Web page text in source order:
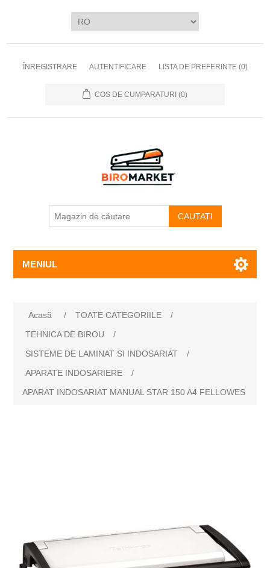
ÎNREGISTRARE AUTENTIFICARE LISTA DE PREFERINTE (0)
COS DE CUMPARATURI (0)
CAUTATI
MENIUL
Acasă / TOATE CATEGORIILE
/
TEHNICA DE BIROU
/
SISTEME DE LAMINAT SI INDOSARIAT
/
APARATE INDOSARIERE
/
APARAT INDOSARIAT MANUAL STAR 150 A4 FELLOWES